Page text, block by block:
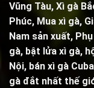
Vũng Tàu, Xì gà
Phúc, Mua xì gà,
Nam sản xuất,
gà, bật lửa xì gà,
Nội, bán xì gà
gà đắt nhất thế